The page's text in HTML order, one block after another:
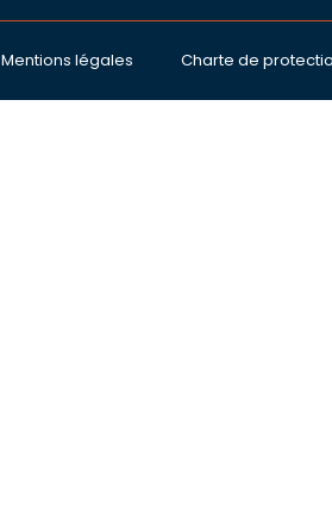
Mentions légales Charte de